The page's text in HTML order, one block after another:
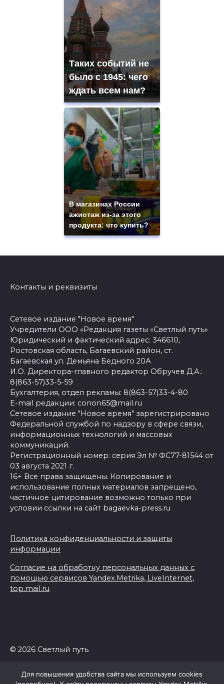
Таких событий не
было с 1945: чего
ждать всем нам?
В магазинах России
ажиотаж из-за этого
продукта: что купить?
Контакты и реквизиты
Сетевое издание "Новое время"
Учредители ООО «Редакция газеты «Светлый путь»
Юридический и фактический адрес: 346610,
Ростовская область, Багаевский район, ст.
Багаевская ул. Демьяна Бедного 20А
И.О. Директора-главного редактор Обручев Д.А.:
8(863-57)33-5-59
Бухгалтерия, отдел рекламы: 8(863-57)33-4-80
E-mail редакции: conon65@mail.ru
Сетевое издание "Новое время" зарегистрировано
Федеральной службой по надзору в сфере связи,
информационных технологий и массовых
коммуникаций.
Регистрационный номер: серия Эл № ФС77-81544 от
03 августа 2021 г.
16+ Все права защищены. Копирование и
использование полных материалов запрещено,
частичное цитирование возможно только при
условии ссылки на сайт bagaevka-press.ru
Политика конфиденциальности и защиты
информации
Согласие на обработку персональных данных с
помощью сервисов Yandex.Metrika, LiveInternet,
top.mail.ru
© 2026 Светлый путь
Для повышения удобства сайта мы используем cookies